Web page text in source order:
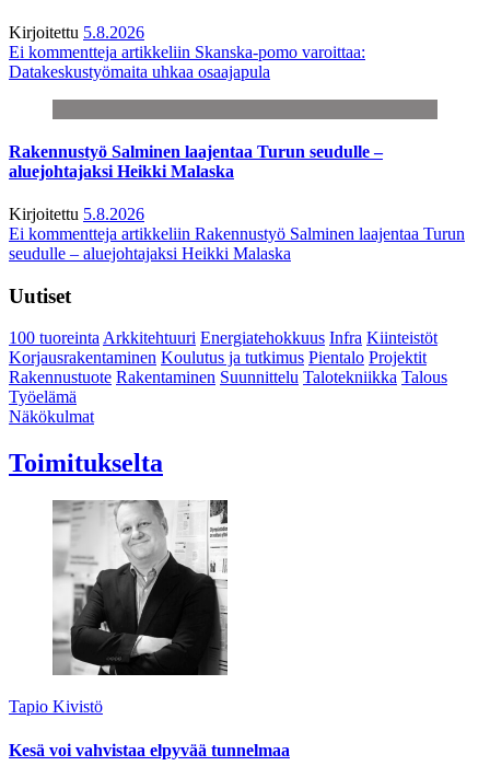
Kirjoitettu 5.8.2026
Ei kommentteja artikkeliin Skanska-pomo varoittaa:
Datakeskustyömaita uhkaa osaajapula
Rakennustyö Salminen laajentaa Turun seudulle –
aluejohtajaksi Heikki Malaska
Kirjoitettu 5.8.2026
Ei kommentteja artikkeliin Rakennustyö Salminen laajentaa Turun
seudulle – aluejohtajaksi Heikki Malaska
Uutiset
100 tuoreintaArkkitehtuuri Energiatehokkuus Infra Kiinteistöt
Korjausrakentaminen Koulutus ja tutkimus Pientalo Projektit
Rakennustuote Rakentaminen Suunnittelu Talotekniikka Talous
Työelämä
Näkökulmat
Toimitukselta
Tapio Kivistö
Kesä voi vahvistaa elpyvää tunnelmaa